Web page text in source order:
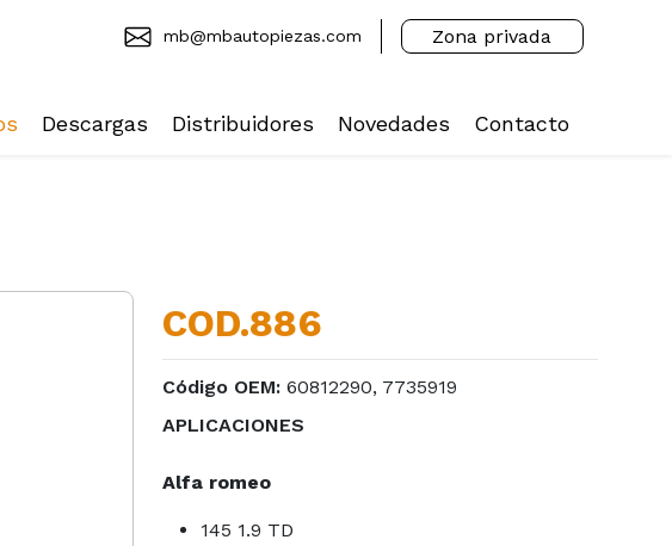
mb@mbautopiezas.com Zona privada
Descargas Distribuidores Novedades Contacto
COD.886
Código OEM:60812290, 7735919
APLICACIONES
Alfa romeo
145 1.9 TD